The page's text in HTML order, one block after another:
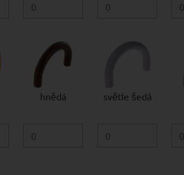
hnědá světle šedá